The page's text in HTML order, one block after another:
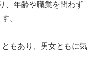
、年齢や職業を問わず
。
もあり、男女ともに気